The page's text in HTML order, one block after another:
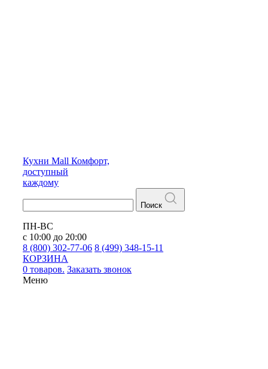
Кухни Mall Комфорт,
доступный
каждому
Поиск
ПН-ВС
с 10:00 до 20:00
8 (800) 302-77-06 8 (499) 348-15-11
КОРЗИНА
0 товаров. Заказать звонок
Меню